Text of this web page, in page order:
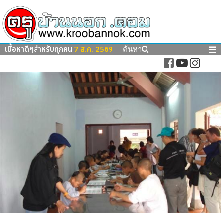
เนื้อหาดีๆสำหรับทุกคน 7 ส.ค. 2569 ค้นหา ☰